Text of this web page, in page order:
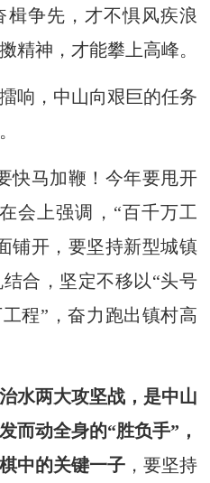
争先，才不惧风疾浪
精神，才能攀上高峰。
，中山向艰巨的任务
马加鞭！今年要甩开
会上强调，“百千万工
铺开，要坚持新型城镇
合，坚定不移以“头号
程”，奋力跑出镇村高
水两大攻坚战，是中山
而动全身的“胜负手”，
中的关键一子 ，要坚持